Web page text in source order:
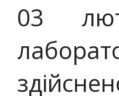
03